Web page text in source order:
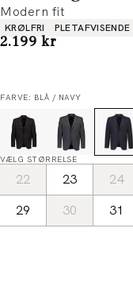
Modern fit
Produkt egenskaber
KRØLFRI PLETAFVISENDE
I alt (inkl. rabat)
2.199 kr
FARVE: BLÅ / NAVY
VÆLG STØRRELSE
22 23 24
29
30 31